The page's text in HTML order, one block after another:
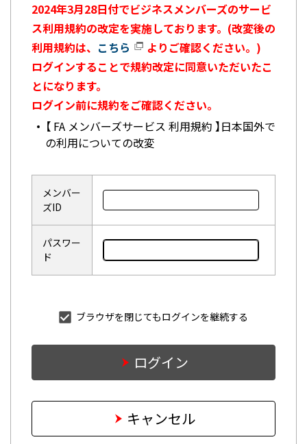
2024年3月28日付でビジネスメンバーズのサービ
ス利用規約の改定を実施しております。(改変後の
利用規約は、 こちら
よりご確認ください。)
ログインすることで規約改定に同意いただいたこ
とになります。
ログイン前に規約をご確認ください。
【 FA メンバーズサービス 利用規約 】日本国外で
の利用についての改変
メンバー
ズID
パスワー
ド
ブラウザを閉じてもログインを継続する
ログイン
キャンセル